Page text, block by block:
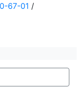
67-01 /